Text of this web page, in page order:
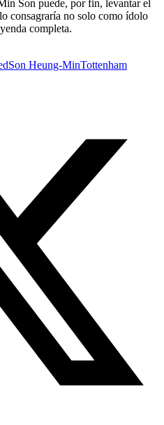
Son puede, por fin, levantar el
consagraría no solo como ídolo
completa.
Son Heung-MinTottenham